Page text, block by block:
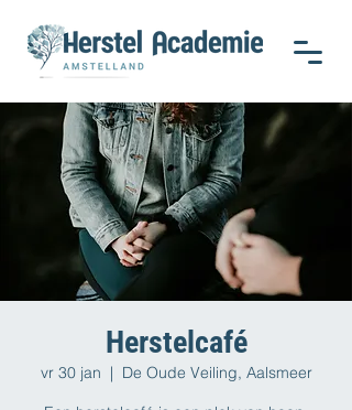
Herstelcafé
vr 30 jan
  |
De Oude Veiling, Aalsmeer